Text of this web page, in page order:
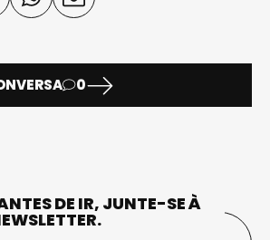
0
DE IR, JUNTE-SE À